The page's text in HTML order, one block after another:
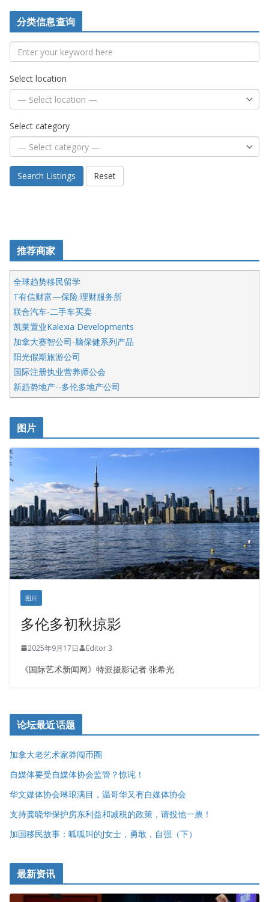
分类信息查询
Select location
Select category
Search Listings Reset
推荐商家
全球趋势移民留学
T有信财富—保险.理财服务所
联合汽车-二手车买卖
凯莱置业Kalexia Developments
加拿大赛智公司-脑保健系列产品
阳光假期旅游公司
国际注册执业营养师公会
新趋势地产--多伦多地产公司
开明车行KS CAR SALES & SERVICE
健健宝公司
皇后金融集团
正点印艺设计
图片
图片
多伦多初秋掠影
2025年9月17日 Editor 3
《国际艺术新闻网》特派摄影记者 张希光
论坛最近话题
加拿大老艺术家莽闯币圈
自媒体要受自媒体协会监管？惊诧！
华文媒体协会琳琅满目，温哥华又有自媒体协会
支持龚晓华保护房东利益和减税的政策，请投他一票！
加国移民故事：呱呱叫的J女士，勇敢，自强（下）
最新资讯